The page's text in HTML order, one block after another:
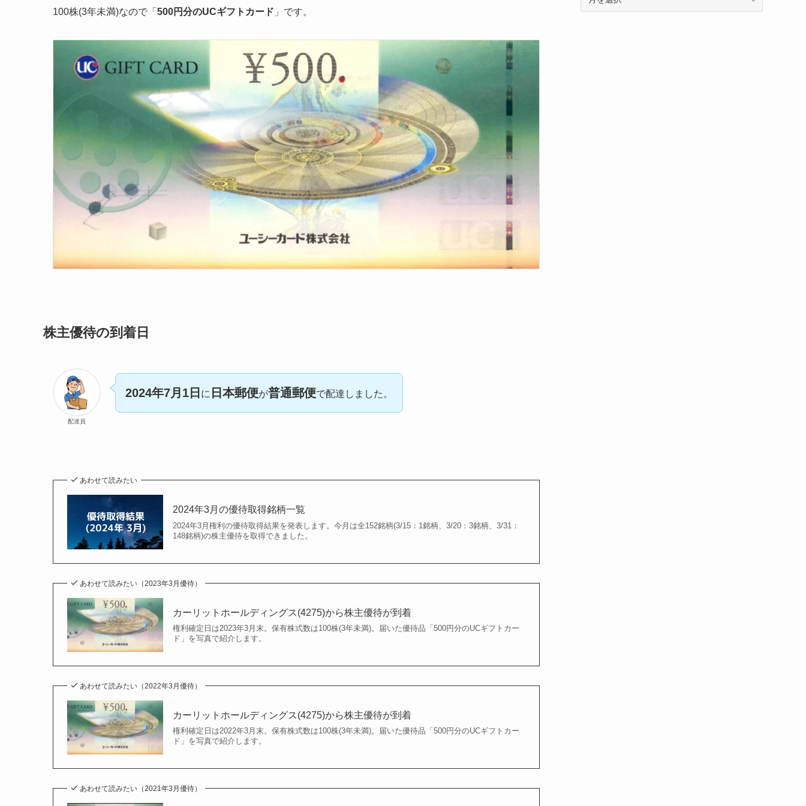
100株(3年未満)なので「 500円分のUCギフトカード 」です。
株主優待の到着日
配達員
2024年7月1日 に 日本郵便が普通郵便で配達しました。
あわせて読みたい
2024年3月の優待取得銘柄一覧
2024年3月権利の優待取得結果を発表します。今月は全152銘柄(3/15：1銘柄、3/20：3銘柄、3/31：
148銘柄)の株主優待を取得できました。
あわせて読みたい（2023年3月優待）
カーリットホールディングス(4275)から株主優待が到着
権利確定日は2023年3月末。保有株式数は100株(3年未満)。届いた優待品「500円分のUCギフトカー
ド」を写真で紹介します。
あわせて読みたい（2022年3月優待）
カーリットホールディングス(4275)から株主優待が到着
権利確定日は2022年3月末。保有株式数は100株(3年未満)。届いた優待品「500円分のUCギフトカー
ド」を写真で紹介します。
あわせて読みたい（2021年3月優待）